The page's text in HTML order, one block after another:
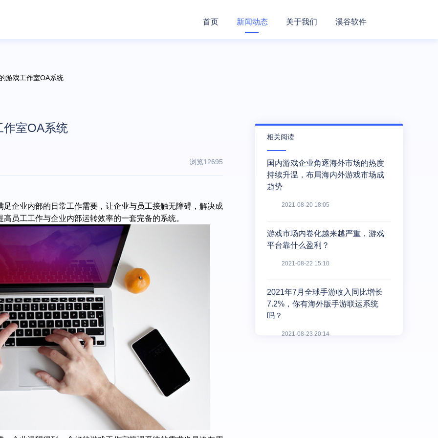
首页 新闻动态 关于我们 溪谷软件
游戏工作室OA系统
作室OA系统
浏览12695
足企业内部的日常工作需要，让企业与员工接触无障碍，解决成
员工工作与企业内部运转效率的一套完备的系统。
相关阅读
国内游戏企业角逐海外市场的热度
持续升温，布局海内外游戏市场成
趋势
2021-08-20 18:05
游戏市场内卷化越来越严重，游戏
平台靠什么盈利？
2021-08-22 15:10
2021年7月全球手游收入同比增长
7.2%，你有海外版手游联运系统
吗？
2021-08-23 20:14